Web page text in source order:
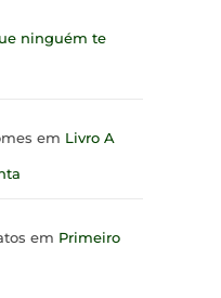
ninguém te
em Livro A
em Primeiro